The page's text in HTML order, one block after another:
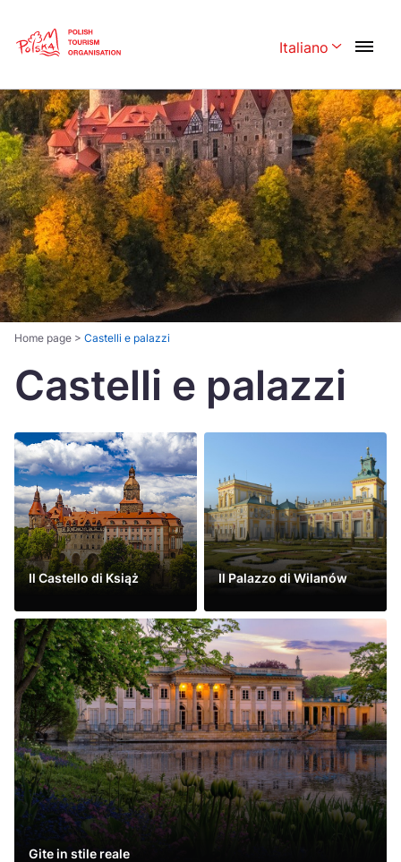
Italiano
Polski English
Česká 中国
Dansk Deutschland
Español Français
Italiano Magyar
Nederlands 日本語
Português
Suomi
Україна
Zamknij
Home page > Castelli e palazzi
Castelli e palazzi
Il Castello di Książ
Leggi di più
Il Palazzo di Wilanów
Leggi di più
Gite in stile reale